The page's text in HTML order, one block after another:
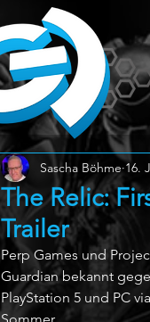
The Relic:
Trailer
Sascha Böhme 16.
Perp Games und
Guardian bekannt
PlayStation 5 und PC